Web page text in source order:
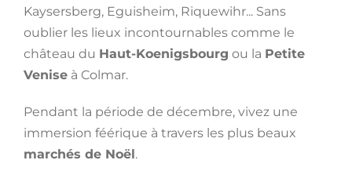
Kaysersberg, Eguisheim, Riquewihr... Sans
oublier les lieux incontournables comme le
château du Haut-Koenigsbourg ou la Petite
Venise à Colmar.
Pendant la période de décembre, vivez une
immersion féérique à travers les plus beaux
marchés de Noël.